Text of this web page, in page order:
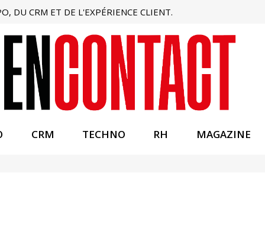
DU CRM ET DE L'EXPÉRIENCE CLIENT.
CRM TECHNO RH MAGAZINE